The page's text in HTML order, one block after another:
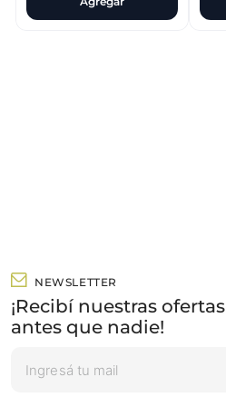
NEWSLETTER
¡Recibí nuestras ofertas
antes que nadie!